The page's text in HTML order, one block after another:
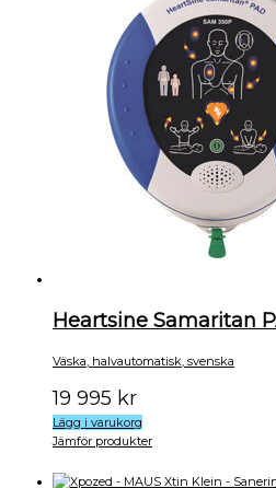
Heartsine Samaritan
Väska, halvautomatisk, svenska
19 995 kr
Lägg i varukorg
Jämför produkter